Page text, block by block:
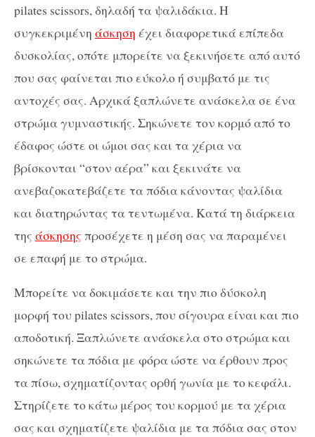
pilates scissors, δηλαδή τα ψαλιδάκια. Η
συγκεκριμένη άσκηση έχει διαφορετικά επίπεδα
δυσκολίας, οπότε μπορείτε να ξεκινήσετε από αυτό
που σας φαίνεται πιο εύκολο ή συμβατό με τις
αντοχές σας. Αρχικά ξαπλώνετε ανάσκελα σε ένα
στρώμα γυμναστικής. Σηκώνετε τον κορμό από το
έδαφος ώστε οι ώμοι σας και τα χέρια να
βρίσκονται “στον αέρα” και ξεκινάτε να
ανεβαζοκατεβάζετε τα πόδια κάνοντας ψαλίδια
και διατηρώντας τα τεντωμένα. Κατά τη διάρκεια
της άσκησης προσέχετε η μέση σας να παραμένει
σε επαφή με το στρώμα.
Μπορείτε να δοκιμάσετε και την πιο δύσκολη
μορφή του pilates scissors, που σίγουρα είναι και πιο
αποδοτική. Ξαπλώνετε ανάσκελα στο στρώμα και
σηκώνετε τα πόδια με φόρα ώστε να έρθουν προς
τα πίσω, σχηματίζοντας ορθή γωνία με το κεφάλι.
Στηρίζετε το κάτω μέρος του κορμού με τα χέρια
σας και σχηματίζετε ψαλίδια με τα πόδια σας στον